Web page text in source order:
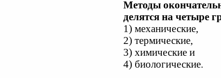
Методы
делятся на четыре
1) механические,
2) термические,
3) химические и
4) биологические.